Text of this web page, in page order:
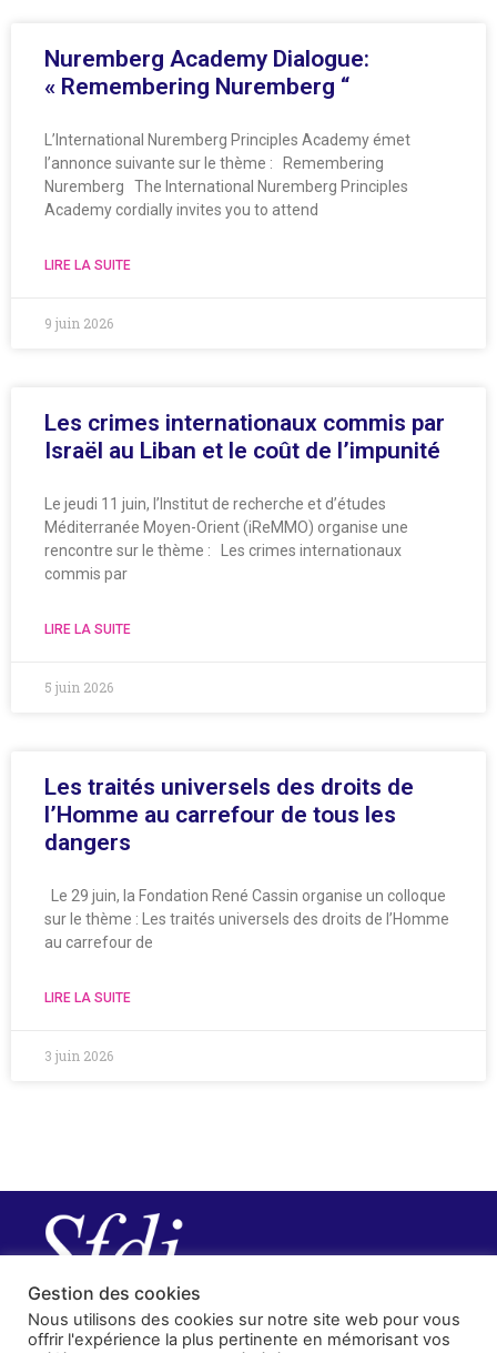
Nuremberg Academy Dialogue:
« Remembering Nuremberg “
L’International Nuremberg Principles Academy émet
l’annonce suivante sur le thème : Remembering
Nuremberg The International Nuremberg Principles
Academy cordially invites you to attend
LIRE LA SUITE
9 juin 2026
Les crimes internationaux commis par
Israël au Liban et le coût de l’impunité
Le jeudi 11 juin, l’Institut de recherche et d’études
Méditerranée Moyen-Orient (iReMMO) organise une
rencontre sur le thème : Les crimes internationaux
commis par
LIRE LA SUITE
5 juin 2026
Les traités universels des droits de
l’Homme au carrefour de tous les
dangers
Le 29 juin, la Fondation René Cassin organise un colloque
sur le thème : Les traités universels des droits de l’Homme
au carrefour de
LIRE LA SUITE
3 juin 2026
Gestion des cookies
Nous utilisons des cookies sur notre site web pour vous
offrir l'expérience la plus pertinente en mémorisant vos